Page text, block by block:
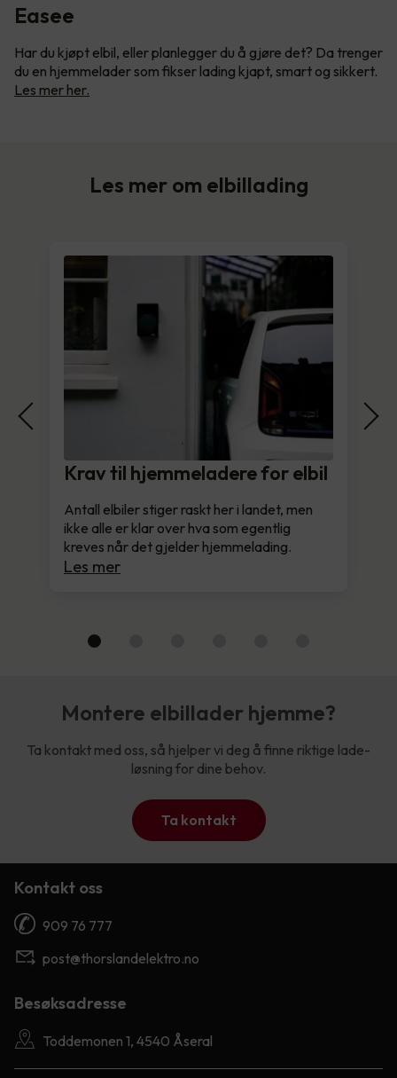
Easee
Har du kjøpt elbil, eller planlegger du å gjøre det? Da trenger
du en hjemmelader som fikser lading kjapt, smart og sikkert.
Les mer her.
Les mer om elbillading
Krav til hjemmeladere for elbil
Antall elbiler stiger raskt her i landet, men
ikke alle er klar over hva som egentlig
kreves når det gjelder hjemmelading.
Les mer
Montere elbillader hjemme?
Ta kontakt med oss, så hjelper vi deg å finne riktige lade-
løsning for dine behov.
Ta kontakt
Kontakt oss
909 76 777
post@thorslandelektro.no
Besøksadresse
Toddemonen 1, 4540 Åseral